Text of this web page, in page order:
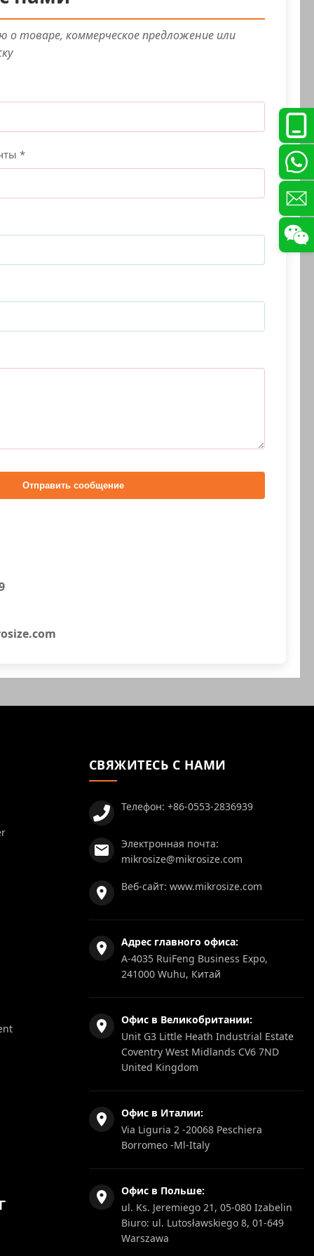
товаре, коммерческое предложение или
*
Отправить сообщение
СВЯЖИТЕСЬ С НАМИ
Телефон: +86-0553-2836939
Электронная почта:
mikrosize@mikrosize.com
Веб-сайт: www.mikrosize.com
Адрес главного офиса:
A-4035 RuiFeng Business Expo,
241000 Wuhu, Китай
Офис в Великобритании:
Unit G3 Little Heath Industrial Estate
Coventry West Midlands CV6 7ND
United Kingdom
Офис в Италии:
Via Liguria 2 -20068 Peschiera
Borromeo -Ml-Italy
Офис в Польше:
ul. Ks. Jeremiego 21, 05-080 Izabelin
Biuro: ul. Lutosławskiego 8, 01-649
Warszawa